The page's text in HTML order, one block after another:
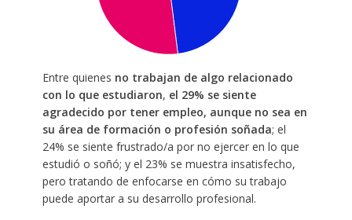
Entre quienes no trabajan de algo relacionado
con lo que estudiaron, el 29% se siente
agradecido por tener empleo, aunque no sea en
su área de formación o profesión soñada; el
24% se siente frustrado/a por no ejercer en lo que
estudió o soñó; y el 23% se muestra insatisfecho,
pero tratando de enfocarse en cómo su trabajo
puede aportar a su desarrollo profesional.